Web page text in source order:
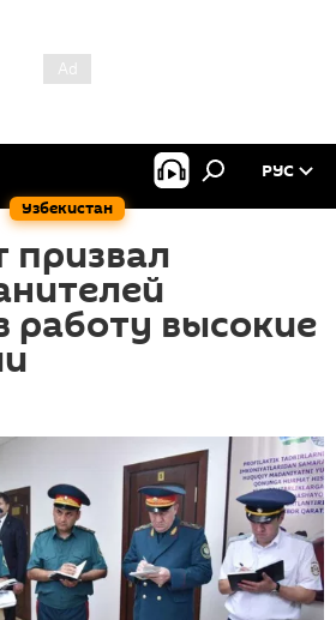
Узбекистан
РУС
призвал
работу высокие